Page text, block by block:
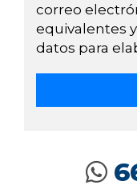
correo
equivalentes
datos para